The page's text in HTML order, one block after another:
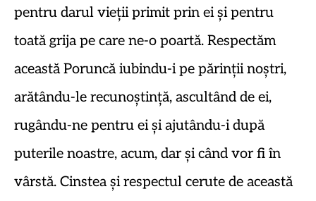
pentru darul vieții primit prin ei și pentru
toată grija pe care ne-o poartă. Respectăm
această Poruncă iubindu-i pe părinții noștri,
arătându-le recunoștință, ascultând de ei,
rugându-ne pentru ei și ajutându-i după
puterile noastre, acum, dar și când vor fi în
vârstă. Cinstea și respectul cerute de această